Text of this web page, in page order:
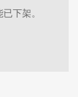
下架。